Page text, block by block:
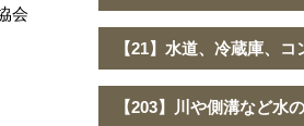
【21】水道、冷蔵庫、
【203】川や側溝など水